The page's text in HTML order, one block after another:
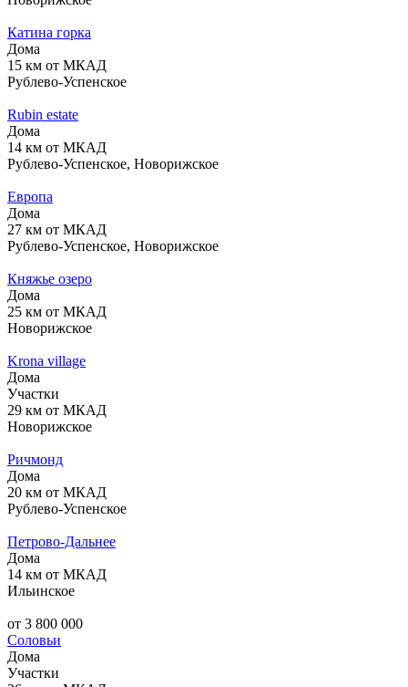
Катина горка
Дома
15 км от МКАД
Рублево-Успенское
Rubin estate
Дома
14 км от МКАД
Рублево-Успенское, Новорижское
Европа
Дома
27 км от МКАД
Рублево-Успенское, Новорижское
Княжье озеро
Дома
25 км от МКАД
Новорижское
Krona village
Дома
Участки
29 км от МКАД
Новорижское
Ричмонд
Дома
20 км от МКАД
Рублево-Успенское
Петрово-Дальнее
Дома
14 км от МКАД
Ильинское
от 3 800 000
Соловьи
Дома
Участки